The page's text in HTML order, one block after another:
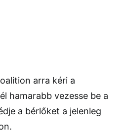
arra kéri a
hamarabb vezesse be a
a bérlőket a jelenleg